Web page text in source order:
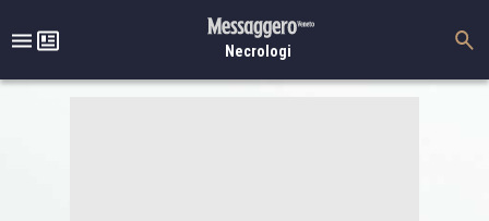
Necrologi